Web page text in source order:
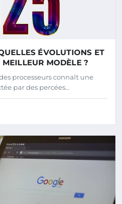
ÉVOLUTIONS ET
MODÈLE ?
processeurs connaît une
par des percées…